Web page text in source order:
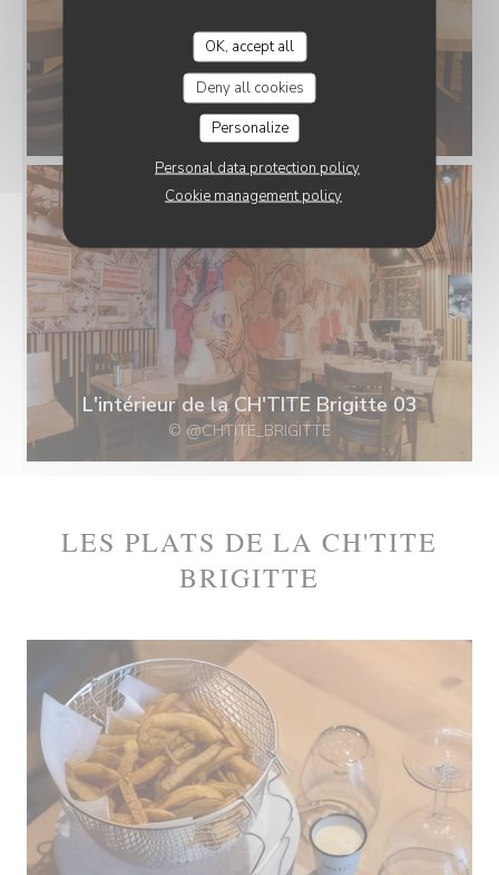
OK, accept all
Deny all cookies
Personalize
Personal data protection policy
Cookie management policy
L'intérieur de la CH'TITE Brigitte 01
© @CHTITE_BRIGITTE
L'intérieur de la CH'TITE Brigitte 03
© @CHTITE_BRIGITTE
LES PLATS DE LA CH'TITE
BRIGITTE